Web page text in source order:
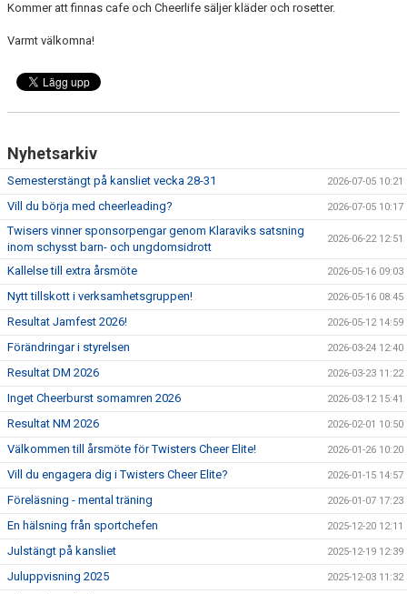
TWIST CHEER COMP
Kommer att finnas cafe och Cheerlife säljer kläder och rosetter.
Varmt välkomna!
Nyhetsarkiv
Semesterstängt på kansliet vecka 28-31 2026-07-05 10:21
Vill du börja med cheerleading? 2026-07-05 10:17
Twisers vinner sponsorpengar genom Klaraviks satsning
inom schysst barn- och ungdomsidrott
2026-06-22 12:51
Kallelse till extra årsmöte 2026-05-16 09:03
Nytt tillskott i verksamhetsgruppen! 2026-05-16 08:45
Resultat Jamfest 2026! 2026-05-12 14:59
Förändringar i styrelsen 2026-03-24 12:40
Resultat DM 2026 2026-03-23 11:22
Inget Cheerburst somamren 2026 2026-03-12 15:41
Resultat NM 2026 2026-02-01 10:50
Välkommen till årsmöte för Twisters Cheer Elite! 2026-01-26 10:20
Vill du engagera dig i Twisters Cheer Elite? 2026-01-15 14:57
Föreläsning - mental träning 2026-01-07 17:23
En hälsning från sportchefen 2025-12-20 12:11
Julstängt på kansliet 2025-12-19 12:39
Juluppvisning 2025 2025-12-03 11:32